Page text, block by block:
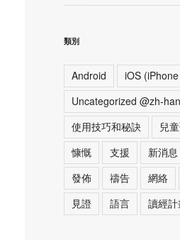
類別
Android iOS
Uncategorized @zh-
使用技巧和秘訣
兒
慷慨
支援 新消息
發佈
禱告 網絡
見證
語言 讀經